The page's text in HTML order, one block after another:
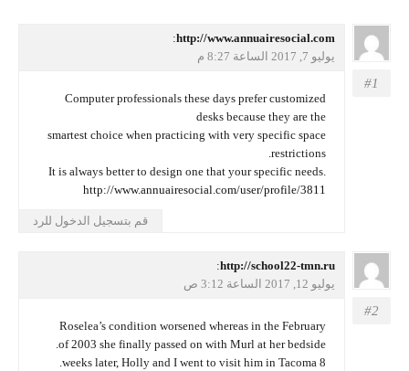
يقول
http://www.annuairesocial.com
:
يوليو 7, 2017 الساعة 8:27 م
Computer professionals these days prefer customized
desks because they are the
smartest choice when practicing with very specific space
restrictions.
It is always better to design one that your specific needs.
http://www.annuairesocial.com/user/profile/3811
قم بتسجيل الدخول للرد
يقول
http://school22-tmn.ru
:
يوليو 12, 2017 الساعة 3:12 ص
Roselea’s condition worsened whereas in the February
of 2003 she finally passed on with Murl at her bedside.